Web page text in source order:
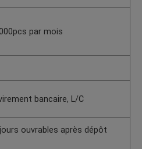
par mois
bancaire, L/C
ouvrables après dépôt